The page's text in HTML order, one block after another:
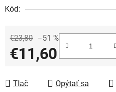
Kód:
€23,80 –51 %
€11,60
Tlač Opýtať sa